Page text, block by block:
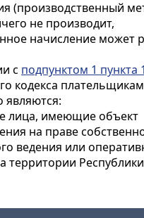
(производственный
не производит,
начисление может
с подпунктом 1 пункта
кодекса
являются:
лица, имеющие объект
на праве
ведения или
территории Республики